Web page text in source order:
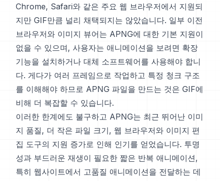
Chrome, Safari와 같은 주요 웹 브라우저에서 지원되
지만 GIF만큼 널리 채택되지는 않았습니다. 일부 이전
브라우저와 이미지 뷰어는 APNG에 대한 기본 지원이
없을 수 있으며, 사용자는 애니메이션을 보려면 확장
기능을 설치하거나 대체 소프트웨어를 사용해야 합니
다. 게다가 여러 프레임으로 작업하고 특정 청크 구조
를 이해해야 하므로 APNG 파일을 만드는 것은 GIF에
비해 더 복잡할 수 있습니다.
이러한 한계에도 불구하고 APNG는 최근 뛰어난 이미
지 품질, 더 작은 파일 크기, 웹 브라우저와 이미지 편
집 도구의 지원 증가로 인해 인기를 얻었습니다. 투명
성과 부드러운 재생이 필요한 짧은 반복 애니메이션,
특히 웹사이트에서 고품질 애니메이션을 전달하는 데